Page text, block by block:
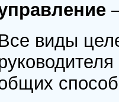
виды